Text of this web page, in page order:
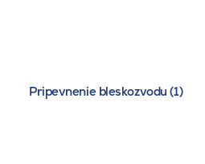
Pripevnenie bleskozvodu (1)